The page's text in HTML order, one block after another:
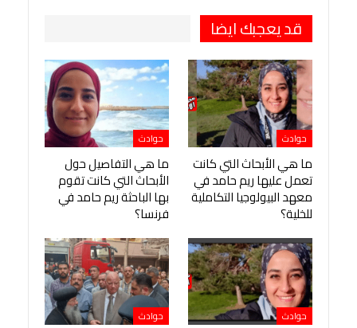
قد يعجبك ايضا
حوادث
ما هي الأبحاث التي كانت
تعمل عليها ريم حامد في
معهد البيولوجيا التكاملية
للخلية؟
حوادث
ما هي التفاصيل حول
الأبحاث التي كانت تقوم
بها الباحثة ريم حامد في
فرنسا؟
حوادث حوادث